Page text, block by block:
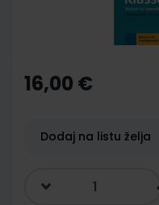
the
beginning
gallery
16,00 €
Dodaj na listu želja